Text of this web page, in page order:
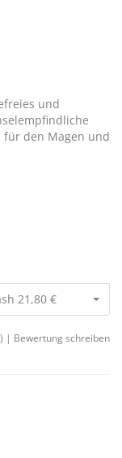
und
für den Magen und
Höveler Pur.Mash 6kg Getreidefreies Mash 21,80 €
| Bewertung schreiben